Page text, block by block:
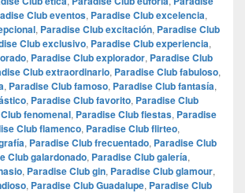
Club eventos, Paradise Club excelencia,
, Paradise Club excitación, Paradise Club
Club exclusivo, Paradise Club experiencia,
, Paradise Club explorador, Paradise Club
Club extraordinario, Paradise Club fabuloso,
, Paradise Club famoso, Paradise Club fantasía,
, Paradise Club favorito, Paradise Club
fenomenal, Paradise Club fiestas, Paradise
Club flamenco, Paradise Club flirteo,
, Paradise Club frecuentado, Paradise Club
Club galardonado, Paradise Club galería,
, Paradise Club gin, Paradise Club glamour,
, Paradise Club Guadalupe, Paradise Club